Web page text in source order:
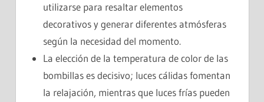
utilizarse para resaltar elementos
decorativos y generar diferentes atmósferas
según la necesidad del momento.
La elección de la temperatura de color de las
bombillas es decisivo; luces cálidas fomentan
la relajación, mientras que luces frías pueden